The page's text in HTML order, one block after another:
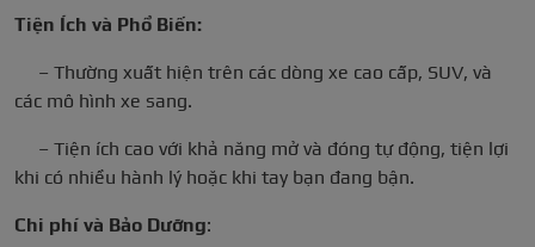
Tiện Ích và Phổ Biến:
– Thường xuất hiện trên các dòng xe cao cấp, SUV, và
các mô hình xe sang.
– Tiện ích cao với khả năng mở và đóng tự động, tiện lợi
khi có nhiều hành lý hoặc khi tay bạn đang bận.
Chi phí và Bảo Dưỡng: